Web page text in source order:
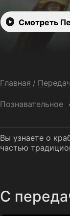
Смотреть
Главная /
Познавательное
Вы узнаете о
частью
C